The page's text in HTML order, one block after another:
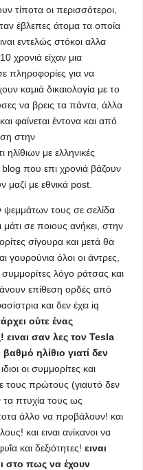
τίποτα οι περισσότεροι,
έβλεπες άτομα τα οποία
εντελώς στόκοι αλλα
χρονιά είχαν μια
πληροφορίες για να
καμιά δικαιολογία με το
να βρεις τα πάντα, άλλα
φαίνεται έντονα και από
στην
με ελληνικές
που επι χρονιά βάζουν
με εθνικά post.
ψεμμάτων τους σε σελίδα
σε ποιους ανήκει, στην
σίγουρα και μετά θα
όλοι οι άντρες,
συμμορίτες λόγο ράτσας και
επίθεση ορδές από
και δεν έχει iq
ούτε ένας
ειναι σαν λες τον Tesla
ηλίθιο γιατί δεν
οι συμμορίτες και
τους πρώτους (γιαυτό δεν
πτυχία τους ως
άλλο να προβάλουν! και
και ειναι ανίκανοι να
και δεξιότητες! ειναι
στο πως να έχουν